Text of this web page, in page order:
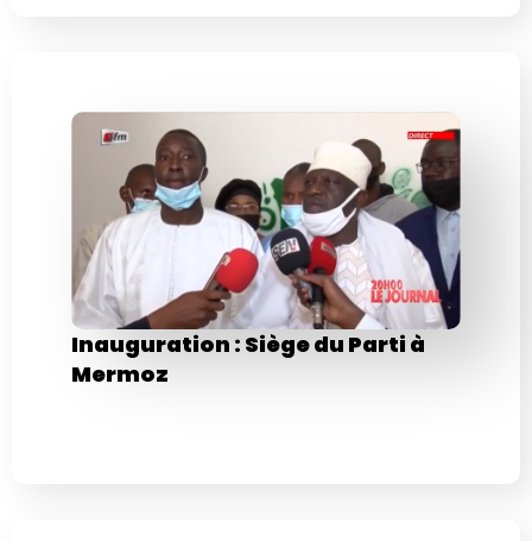
Inauguration : Siège du Parti à
Mermoz